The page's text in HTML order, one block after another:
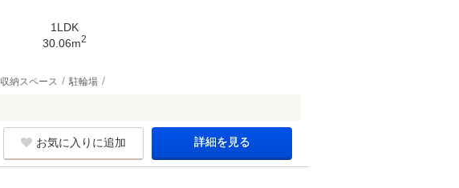
1LDK
30.06m2
収納スペース 駐輪場
お気に入りに追加 詳細を見る